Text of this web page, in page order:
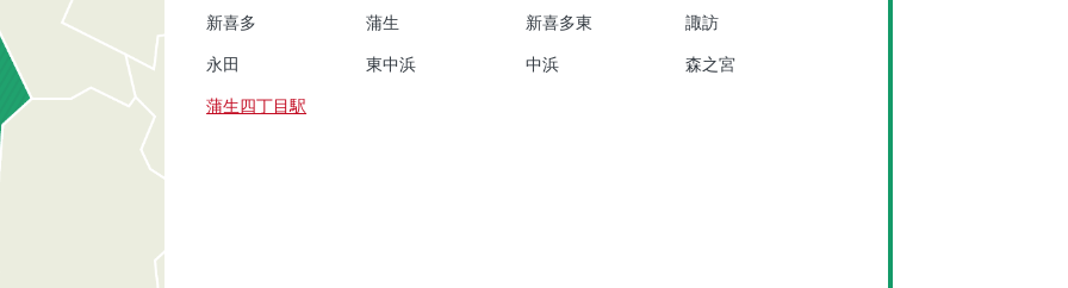
新喜多 蒲生 新喜多東 諏訪
永田 東中浜 中浜 森之宮
蒲生四丁目駅